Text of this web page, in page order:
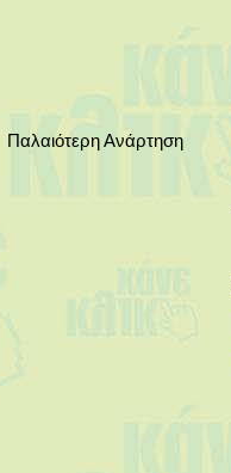
Παλαιότερη Ανάρτηση